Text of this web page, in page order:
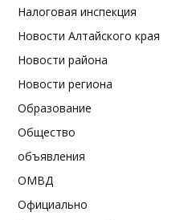
Налоговая инспекция
Новости Алтайского края
Новости района
Новости региона
Образование
Общество
объявления
ОМВД
Официально